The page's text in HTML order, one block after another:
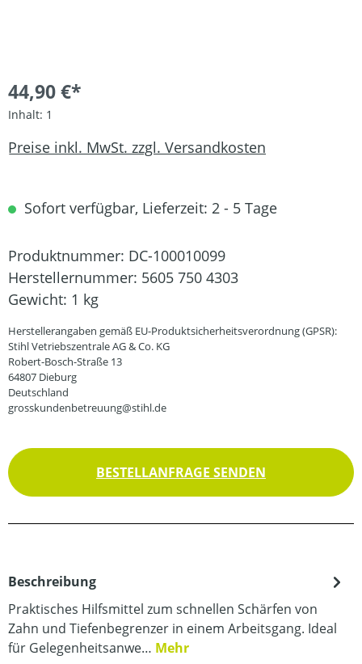
44,90 €*
Inhalt: 1
Preise inkl. MwSt. zzgl. Versandkosten
Sofort verfügbar, Lieferzeit: 2 - 5 Tage
Produktnummer: DC-100010099
Herstellernummer: 5605 750 4303
Gewicht: 1 kg
Herstellerangaben gemäß EU-Produktsicherheitsverordnung (GPSR):
Stihl Vetriebszentrale AG & Co. KG
Robert-Bosch-Straße 13
64807 Dieburg
Deutschland
grosskundenbetreuung@stihl.de
BESTELLANFRAGE SENDEN
Beschreibung
Praktisches Hilfsmittel zum schnellen Schärfen von
Zahn und Tiefenbegrenzer in einem Arbeitsgang. Ideal
für Gelegenheitsanwe… Mehr